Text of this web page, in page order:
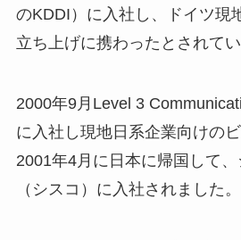
のKDDI）に入社し、ドイツ現
立ち上げに携わったとされて
2000年9月Level 3
に入社し現地日系企業向けの
2001年4月に日本に帰国して
（シスコ）に入社されました。